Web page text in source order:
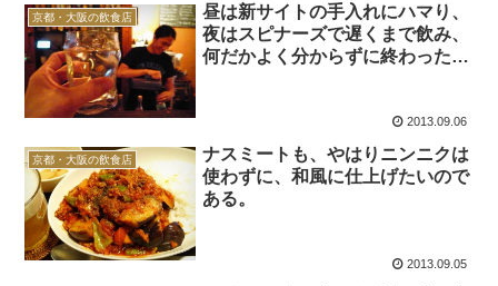
京都・大阪の飲食店
昼は新サイトの手入れにハマり、
夜はスピナーズで遅くまで飲み、
何だかよく分からずに終わった一
2013.09.06
京都・大阪の飲食店
ナスミートも、やはりニンニクは
使わずに、和風に仕上げたいので
ある。
2013.09.05